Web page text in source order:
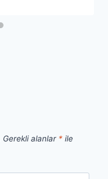
Gerekli alanlar * ile